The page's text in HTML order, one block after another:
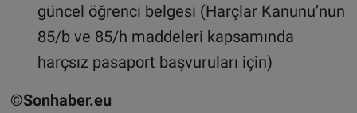
güncel öğrenci belgesi (Harçlar Kanunu’nun
85/b ve 85/h maddeleri kapsamında
harçsız pasaport başvuruları için)
©Sonhaber.eu